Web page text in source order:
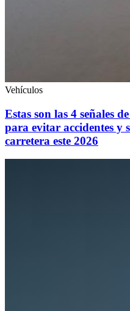
Vehículos
Estas son las 4 señales
para evitar accidentes y
carretera este 2026